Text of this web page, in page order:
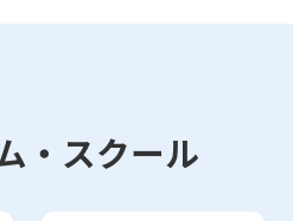
・スクール